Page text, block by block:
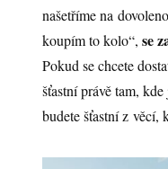
našetříme na
koupím to kolo“,se
Pokud se chcete
šťastní právě tam,
budete šťastní z věcí,